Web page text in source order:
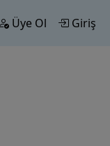
Üye Ol Giriş